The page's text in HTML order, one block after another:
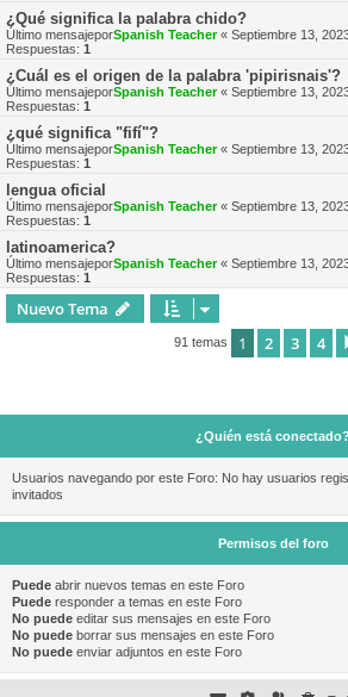
¿Qué significa la palabra chido?
Último mensajeporSpanish Teacher« Septiembre 13,
Respuestas: 1
¿Cuál es el origen de la palabra 'pipirisnais'?
Último mensajeporSpanish Teacher« Septiembre 13,
Respuestas: 1
¿qué significa "fifí"?
Último mensajeporSpanish Teacher« Septiembre 13,
Respuestas: 1
lengua oficial
Último mensajeporSpanish Teacher« Septiembre 13,
Respuestas: 1
latinoamerica?
Último mensajeporSpanish Teacher« Septiembre 13,
Respuestas: 1
Nuevo Tema
91 temas 1 2 3 4
¿Quién está conectado?
Usuarios navegando por este Foro: No hay usuarios
invitados
Permisos del foro
Puede abrir nuevos temas en este Foro
Puede responder a temas en este Foro
No puede editar sus mensajes en este Foro
No puede borrar sus mensajes en este Foro
No puede enviar adjuntos en este Foro